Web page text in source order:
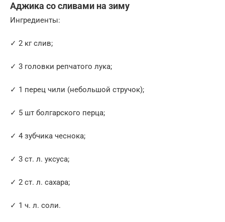
Аджика со сливами на зиму
Ингредиенты:
✓ 2 кг слив;
✓ 3 головки репчатого лука;
✓ 1 перец чили (небольшой стручок);
✓ 5 шт болгарского перца;
✓ 4 зубчика чеснока;
✓ 3 ст. л. уксуса;
✓ 2 ст. л. сахара;
✓ 1 ч. л. соли.